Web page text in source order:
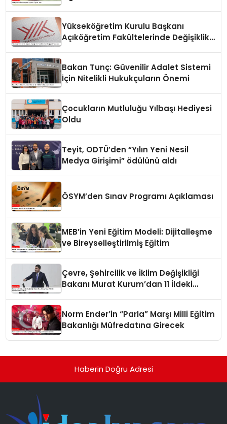
Yükseköğretim Kurulu Başkanı
Açıköğretim Fakültelerinde Değişiklik
Bakan Tunç: Güvenilir Adalet Sistemi
İçin Nitelikli Hukukçuların Önemi
Çocukların Mutluluğu Yılbaşı Hediyesi
Oldu
Teyit, ODTÜ’den “Yılın Yeni Nesil
Medya Girişimi” ödülünü aldı
ÖSYM’den Sınav Programı Açıklaması
MEB’in Yeni Eğitim Modeli: Dijitalleşme
ve Bireyselleştirilmiş Eğitim
Çevre, Şehircilik ve İklim Değişikliği
Bakanı Murat Kurum’dan 11 İldeki
Norm Ender’in “Parla” Marşı Milli Eğitim
Bakanlığı Müfredatına Girecek
Haberin Doğru Adresi